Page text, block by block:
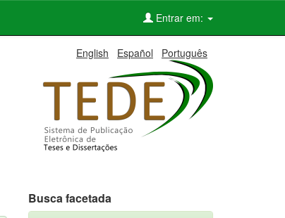
Entrar em:
English Español Português
Busca facetada